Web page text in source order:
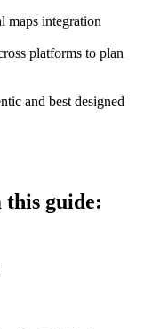
maps integration
platforms to plan
and best designed
this guide: